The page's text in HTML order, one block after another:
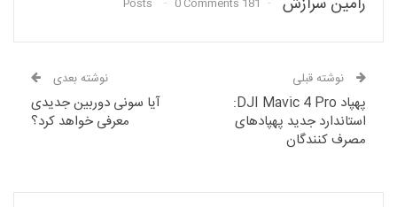
181 Posts
0 Comments
نوشته قبلی
پهپاد DJI Mavic 4 Pro:
استاندارد جدید پهپادهای
مصرف کنندگان
نوشته بعدی
آیا سونی دوربین جدیدی
معرفی خواهد کرد؟